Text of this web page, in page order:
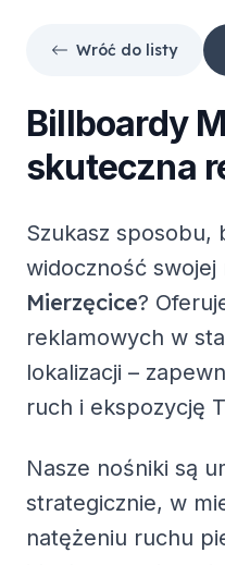
Wróć do listy
Billboardy
skuteczna
Szukasz sposobu,
widoczność swojej
Mierzęcice?
reklamowych w
lokalizacji –
ruch i ekspozycję
Nasze nośniki są
strategicznie, w
natężeniu ruchu